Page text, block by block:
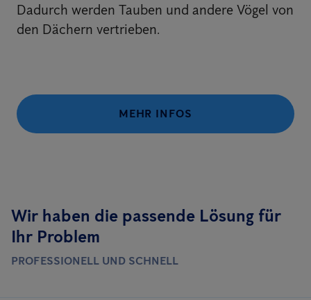
Dadurch werden Tauben und andere Vögel von
den Dächern vertrieben.
MEHR INFOS
Wir haben die passende Lösung für
Ihr Problem
PROFESSIONELL UND SCHNELL